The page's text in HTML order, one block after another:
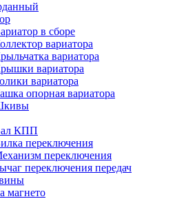
в сборе
вариатора
вариатора
вариатора
вариатора
опорная вариатора
КПП
переключения
переключения
переключения передач
магнето